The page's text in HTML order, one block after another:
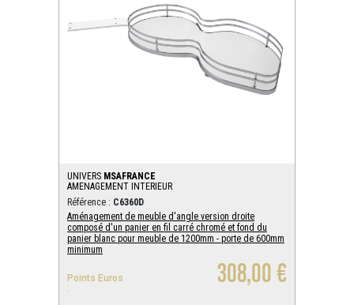
UNIVERS MSAFRANCE
AMENAGEMENT INTERIEUR
Référence : C6360D
Aménagement de meuble d'angle version droite
composé d'un panier en fil carré chromé et fond du
panier blanc pour meuble de 1200mm - porte de 600mm
minimum
Points Euros
:
308,00 €